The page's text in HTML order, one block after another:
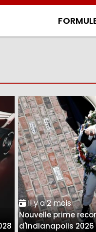
Il y a 2 mois
Nouvelle prime
d'Indianapolis 2026